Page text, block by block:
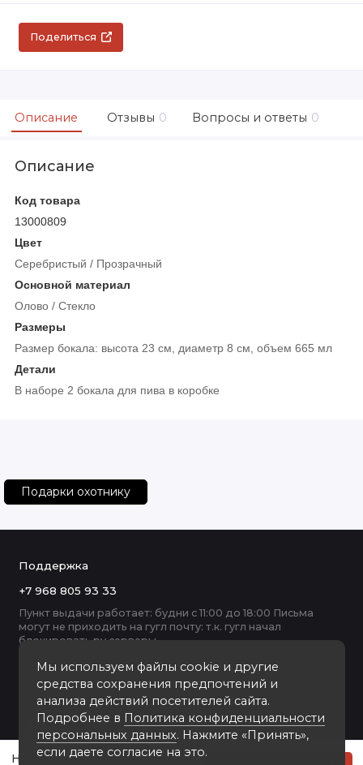
Набор 2 бокала для пива, "Охотник"
Поделиться
Описание Отзывы 0 Вопросы и ответы 0
Описание
Код товара
13000809
Цвет
Серебристый / Прозрачный
Основной материал
Олово / Стекло
Размеры
Размер бокала: высота 23 см, диаметр 8 см, объем 665 мл
Детали
В наборе 2 бокала для пива в коробке
Подарки охотнику
Мы используем файлы cookie и другие
средства сохранения предпочтений и
анализа действий посетителей сайта.
Подробнее в Политика конфиденциальности
персональных данных. Нажмите «Принять»,
если даете согласие на это.
Поддержка
+7 968 805 93 33
Пункт выдачи работает: будни с 11:00 до 18:00 Письма
могут не приходить на гугл почту: т.к. гугл начал
блокировать ру серверы